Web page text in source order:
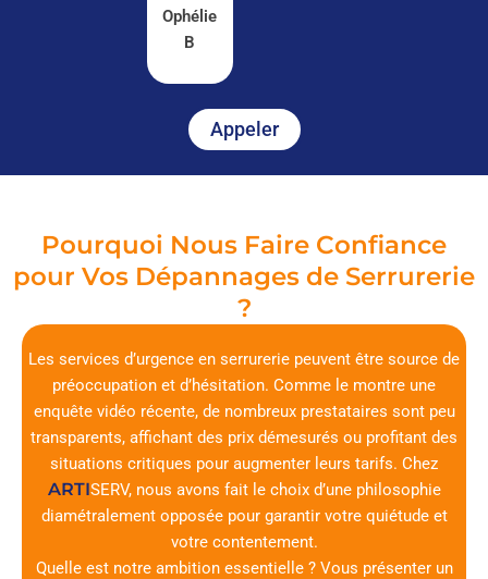
Ophélie
B
Appeler
Pourquoi Nous Faire Confiance
pour Vos Dépannages de Serrurerie
?
Les services d’urgence en serrurerie peuvent être source de
préoccupation et d’hésitation. Comme le montre une
enquête vidéo récente, de nombreux prestataires sont peu
transparents, affichant des prix démesurés ou profitant des
situations critiques pour augmenter leurs tarifs. Chez
ARTISERV, nous avons fait le choix d’une philosophie
diamétralement opposée pour garantir votre quiétude et
votre contentement.
Quelle est notre ambition essentielle ? Vous présenter un